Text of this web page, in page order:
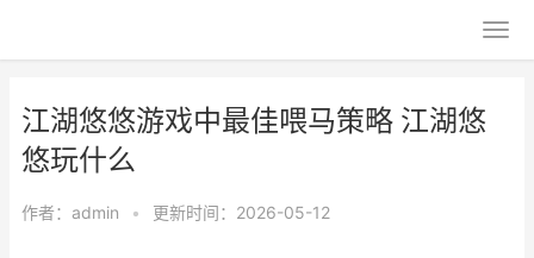
江湖悠悠游戏中最佳喂马策略 江湖悠
悠玩什么
作者： admin • 更新时间：2026-05-12